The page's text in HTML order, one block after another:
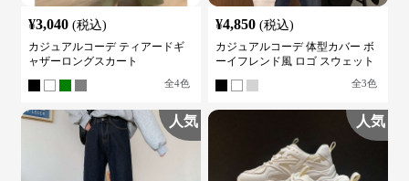
¥3,040 (税込)
カジュアルコーデ ティアードギ
ャザーロングスカート
全4色
¥4,850 (税込)
カジュアルコーデ 体型カバー ボ
ーイフレンド風 ロゴ スウェット
全3色
人気 人気